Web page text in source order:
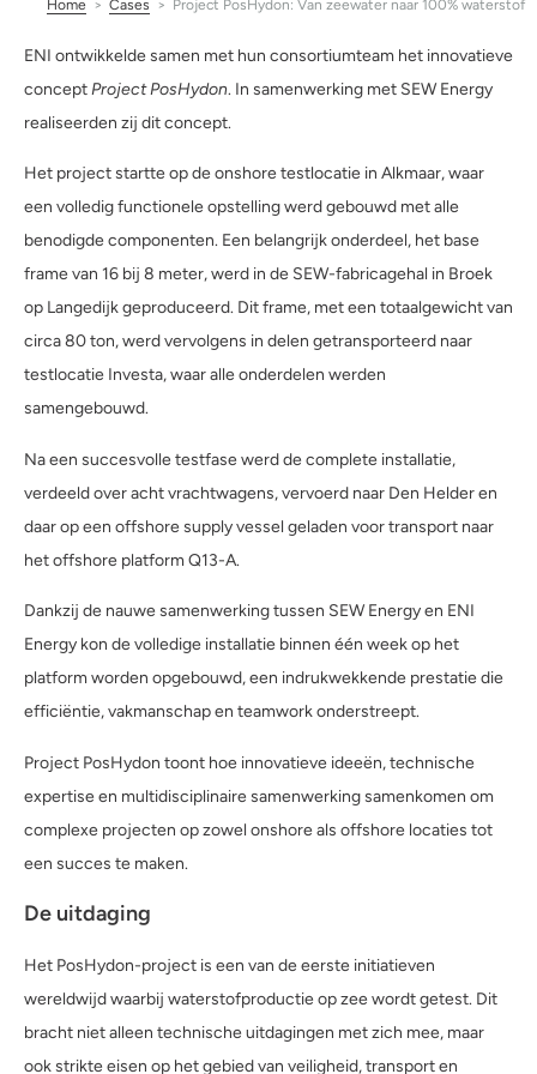
Home > Cases > Project PosHydon: Van zeewater naar 100% waterstof
ENI ontwikkelde samen met hun consortiumteam het innovatieve
conceptProject PosHydon. In samenwerking met SEW Energy
realiseerden zij dit concept.
Het project startte op de onshore testlocatie in Alkmaar, waar
een volledig functionele opstelling werd gebouwd met alle
benodigde componenten. Een belangrijk onderdeel, het base
frame van 16 bij 8 meter, werd in de SEW-fabricagehal in Broek
op Langedijk geproduceerd. Dit frame, met een totaalgewicht van
circa 80 ton, werd vervolgens in delen getransporteerd naar
testlocatie Investa, waar alle onderdelen werden
samengebouwd.
Na een succesvolle testfase werd de complete installatie,
verdeeld over acht vrachtwagens, vervoerd naar Den Helder en
daar op een offshore supply vessel geladen voor transport naar
het offshore platform Q13-A.
Dankzij de nauwe samenwerking tussen SEW Energy en ENI
Energy kon de volledige installatie binnen één week op het
platform worden opgebouwd, een indrukwekkende prestatie die
efficiëntie, vakmanschap en teamwork onderstreept.
Project PosHydon toont hoe innovatieve ideeën, technische
expertise en multidisciplinaire samenwerking samenkomen om
complexe projecten op zowel onshore als offshore locaties tot
een succes te maken.
De uitdaging
Het PosHydon-project is een van de eerste initiatieven
wereldwijd waarbij waterstofproductie op zee wordt getest. Dit
bracht niet alleen technische uitdagingen met zich mee, maar
ook strikte eisen op het gebied van veiligheid, transport en